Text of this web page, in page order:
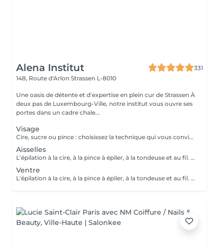
Alena Institut
331
148, Route d'Arlon Strassen L-8010
Une oasis de détente et d'expertise en plein cur de Strassen À
deux pas de Luxembourg-Ville, notre institut vous ouvre ses
portes dans un cadre chale...
Visage
Cire, sucre ou pince : choisissez la technique qui vous convient ! Pour un résultat impeccable, chaque séance se termine toujours par une finition minutieuse à la pince. Résultat net, peau douce et parfaite, à chaque fois.
Aisselles
L'épilation à la cire, à la pince à épiler, à la tondeuse et au fil. Toutes nos techniques d'épilation vous garantissent un résultat net et durable. En fin de séance, quelque soit la technique d'épilation choisie, nous utilisons systématiquement une pince à épiler, pour un résultat parfait.
Ventre
L'épilation à la cire, à la pince à épiler, à la tondeuse et au fil. Toutes nos techniques d'épilation vous garantissent un résultat net et durable. En fin de séance, quelque soit la technique d'épilation choisie, nous utilisons systématiquement une pince à épiler, pour un résultat parfait.